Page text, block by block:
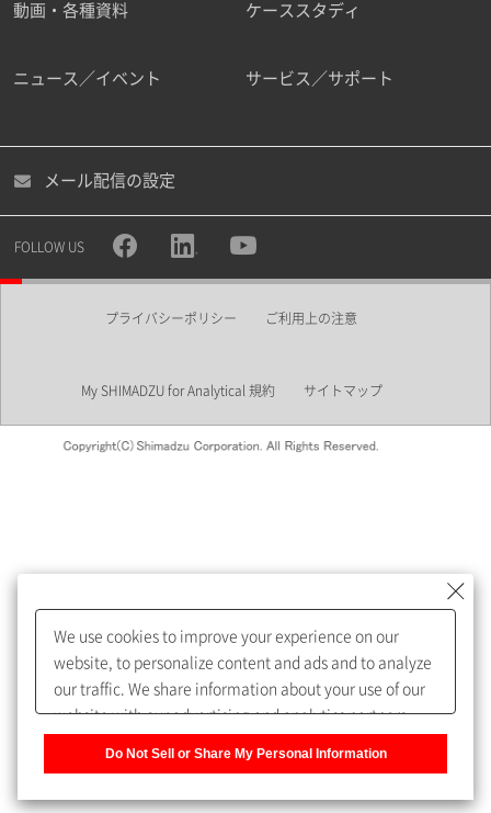
職種
所属部署
めします。
My SHIMADZU for Analyticalへ登録いただくと、技術情報や
取扱説明書・Webinarなどの閲覧ができます。
うになります。
動画・各種資料 ケーススタディ
ニュース／イベント サービス／サポート
メール配信の設定
FOLLOW US
プライバシーポリシー ご利用上の注意
My SHIMADZU for Analytical 規約 サイトマップ
We use cookies to improve your experience on our
website, to personalize content and ads and to analyze
our traffic. We share information about your use of our
website with our advertising and analytics partners,
Do Not Sell or Share My Personal Information